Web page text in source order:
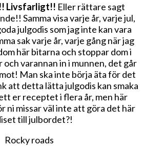
Livsfarligt!! Eller rättare sagt
Samma visa varje år, varje jul,
julgodis som jag inte kan vara
sak varje år, varje gång när jag
här bitarna och stoppar dom i
och varannan in i munnen, det går
Man ska inte börja äta för det
att detta lätta julgodis kan smaka
er receptet i flera år, men här
ni missar väl inte att göra det här
till julbordet?!
Rocky roads